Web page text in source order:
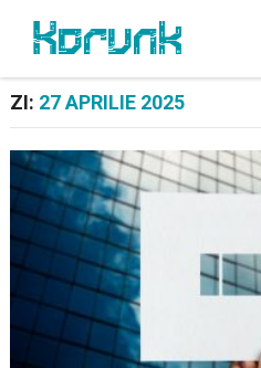
ZI: 27 APRILIE 2025